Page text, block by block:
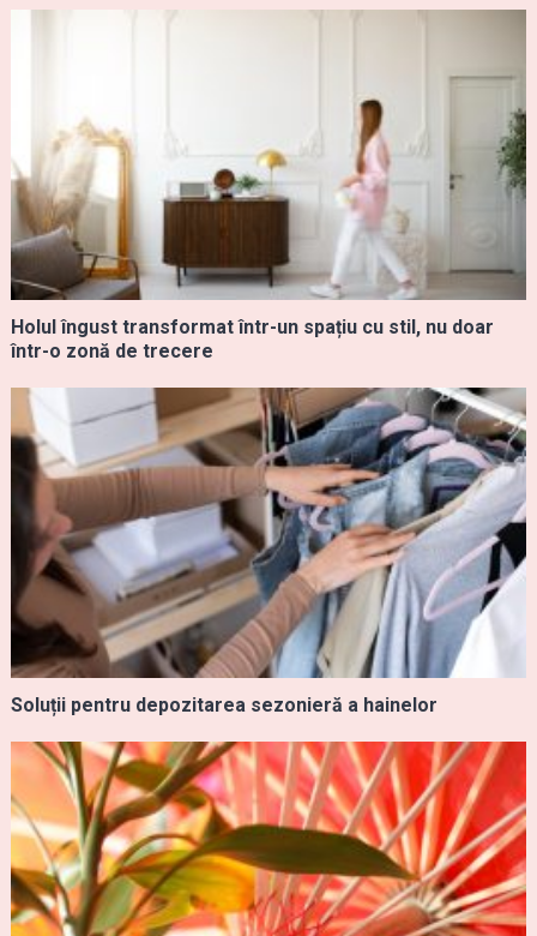
Holul îngust transformat într-un spațiu cu stil, nu doar
într-o zonă de trecere
Soluții pentru depozitarea sezonieră a hainelor